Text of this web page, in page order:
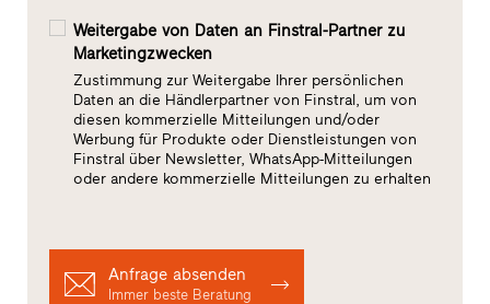
Weitergabe von Daten an Finstral-Partner zu
Marketingzwecken
Zustimmung zur Weitergabe Ihrer persönlichen
Daten an die Händlerpartner von Finstral, um von
diesen kommerzielle Mitteilungen und/oder
Werbung für Produkte oder Dienstleistungen von
Finstral über Newsletter, WhatsApp-Mitteilungen
oder andere kommerzielle Mitteilungen zu erhalten
Anfrage absenden
Immer beste Beratung